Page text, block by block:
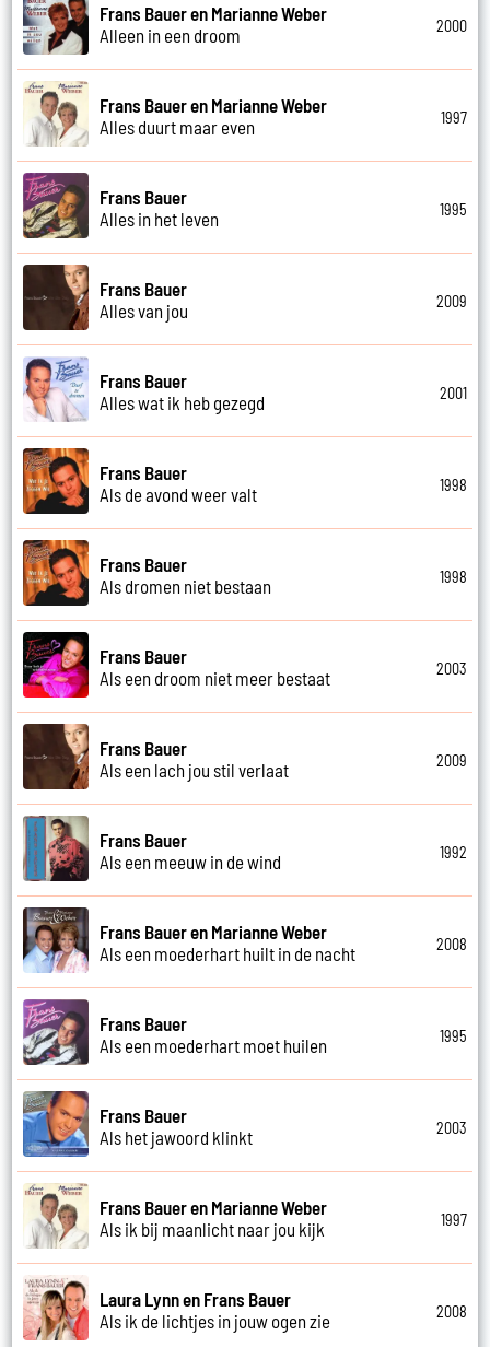
Frans Bauer en Marianne Weber
Alleen in een droom
2000
Frans Bauer en Marianne Weber
Alles duurt maar even
1997
Frans Bauer
Alles in het leven
1995
Frans Bauer
Alles van jou
2009
Frans Bauer
Alles wat ik heb gezegd
2001
Frans Bauer
Als de avond weer valt
1998
Frans Bauer
Als dromen niet bestaan
1998
Frans Bauer
Als een droom niet meer bestaat
2003
Frans Bauer
Als een lach jou stil verlaat
2009
Frans Bauer
Als een meeuw in de wind
1992
Frans Bauer en Marianne Weber
Als een moederhart huilt in de nacht
2008
Frans Bauer
Als een moederhart moet huilen
1995
Frans Bauer
Als het jawoord klinkt
2003
Frans Bauer en Marianne Weber
Als ik bij maanlicht naar jou kijk
1997
Laura Lynn en Frans Bauer
Als ik de lichtjes in jouw ogen zie
2008